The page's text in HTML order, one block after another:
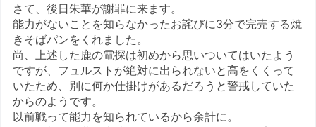
さて、後日朱華が謝罪に来ます。
能力がないことを知らなかったお詫びに3分で完売する焼
きそばパンをくれました。
尚、上述した鹿の電探は初めから思いついてはいたよう
ですが、フュルストが絶対に出られないと高をくくって
いたため、別に何か仕掛けがあるだろうと警戒していた
からのようです。
以前戦って能力を知られているから余計に。